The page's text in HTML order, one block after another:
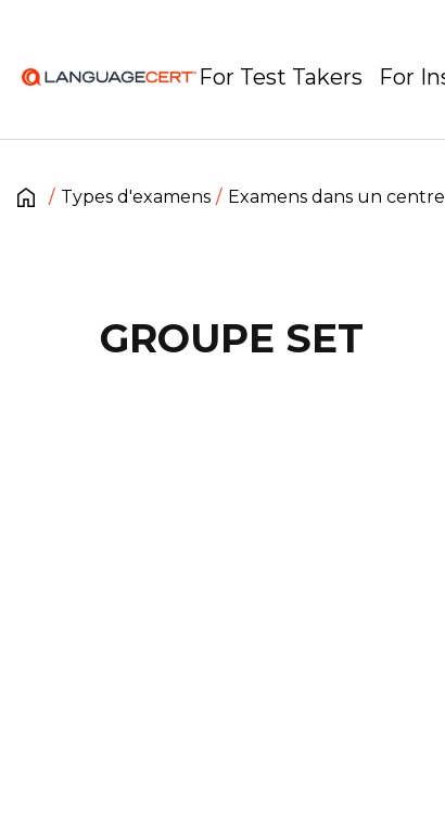
For Test Takers For
Types d'examens Examens dans un
GROUPE SET